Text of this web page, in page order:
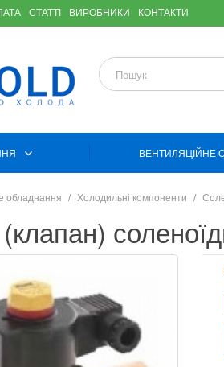
СТАТТІ ВИРОБНИКИ КОНТАКТИ
ВЕНТИЛЯЦІЙНЕ
обладнання Холодильні компоненти